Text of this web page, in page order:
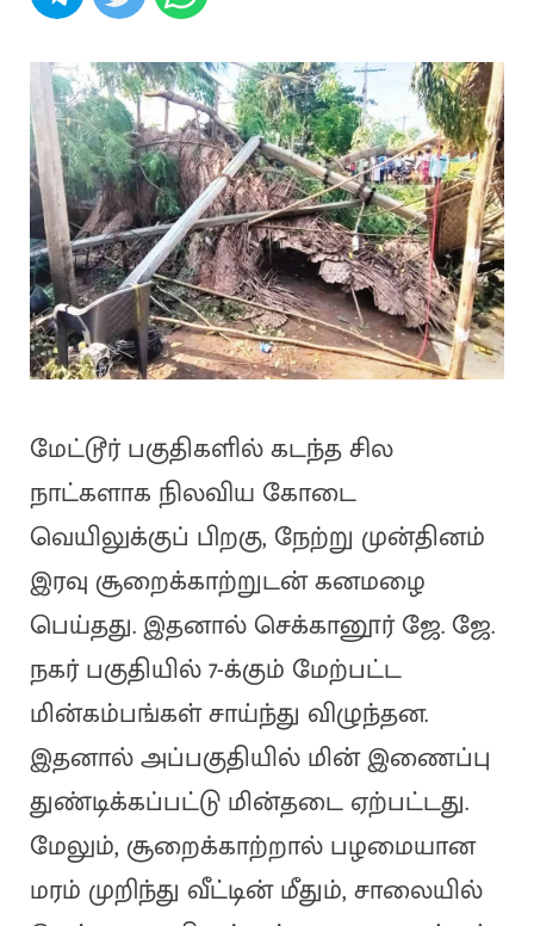
மேட்டூர் பகுதிகளில் கடந்த சில
நாட்களாக நிலவிய கோடை
வெயிலுக்குப் பிறகு, நேற்று முன்தினம்
இரவு சூறைக்காற்றுடன் கனமழை
பெய்தது. இதனால் செக்கானூர் ஜே. ஜே.
நகர் பகுதியில் 7-க்கும் மேற்பட்ட
மின்கம்பங்கள் சாய்ந்து விழுந்தன.
இதனால் அப்பகுதியில் மின் இணைப்பு
துண்டிக்கப்பட்டு மின்தடை ஏற்பட்டது.
மேலும், சூறைக்காற்றால் பழமையான
மரம் முறிந்து வீட்டின் மீதும், சாலையில்